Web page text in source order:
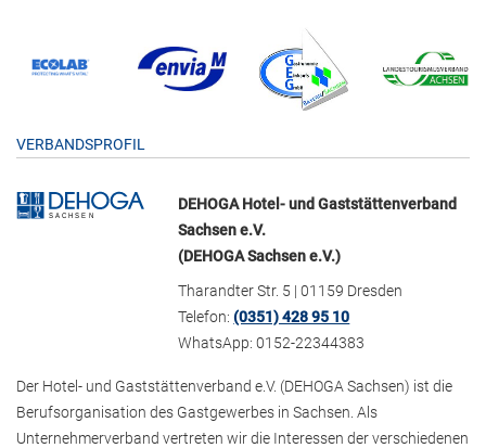
VERBANDSPROFIL
DEHOGA Hotel- und Gaststättenverband
Sachsen e.V.
(DEHOGA Sachsen e.V.)
Tharandter Str. 5 | 01159 Dresden
Telefon:(0351) 428 95 10
WhatsApp: 0152-22344383
Der Hotel- und Gaststättenverband e.V. (DEHOGA Sachsen) ist die
Berufsorganisation des Gastgewerbes in Sachsen. Als
Unternehmerverband vertreten wir die Interessen der verschiedenen